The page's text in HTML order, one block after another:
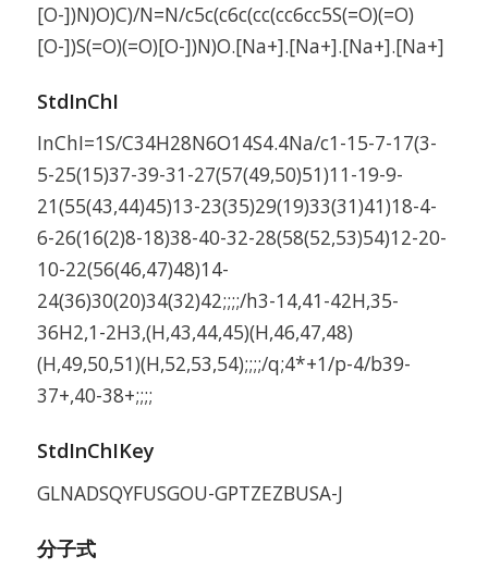
[O-])N)O)C)/N=N/c5c(c6c(cc(cc6cc5S(=O)(=O)
[O-])S(=O)(=O)[O-])N)O.[Na+].[Na+].[Na+].[Na+]
StdInChI
InChI=1S/C34H28N6O14S4.4Na/c1-15-7-17(3-
5-25(15)37-39-31-27(57(49,50)51)11-19-9-
21(55(43,44)45)13-23(35)29(19)33(31)41)18-4-
6-26(16(2)8-18)38-40-32-28(58(52,53)54)12-20-
10-22(56(46,47)48)14-
24(36)30(20)34(32)42;;;;/h3-14,41-42H,35-
36H2,1-2H3,(H,43,44,45)(H,46,47,48)
(H,49,50,51)(H,52,53,54);;;;/q;4*+1/p-4/b39-
37+,40-38+;;;;
StdInChIKey
GLNADSQYFUSGOU-GPTZEZBUSA-J
分子式